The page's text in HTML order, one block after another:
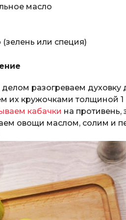
масло
(зелень или специя)
разогреваем духовку
их кружочками толщиной 1
кабачки на противень,
овощи маслом, солим и